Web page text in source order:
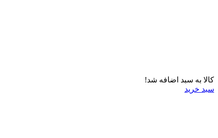
کالا به سبد اضافه شد!
سبد خرید